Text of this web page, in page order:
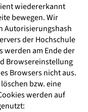
wiedererkannt
bewegen. Wir
Autorisierungshash
der Hochschule
werden am Ende der
Browsereinstellung
Browsers nicht aus.
bzw. eine
werden auf